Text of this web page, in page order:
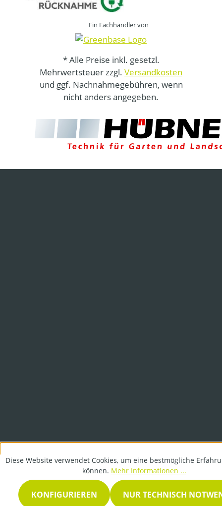
Ein Fachhändler von
* Alle Preise inkl. gesetzl.
Mehrwertsteuer zzgl. Versandkosten
und ggf. Nachnahmegebühren, wenn
nicht anders angegeben.
Diese Website verwendet Cookies, um eine bestmögliche
können. Mehr Informationen ...
NUR TECHNISCH
KONFIGURIEREN